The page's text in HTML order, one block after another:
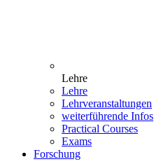
Lehre
Lehre
Lehrveranstaltungen
weiterführende Infos
Practical Courses
Exams
Forschung